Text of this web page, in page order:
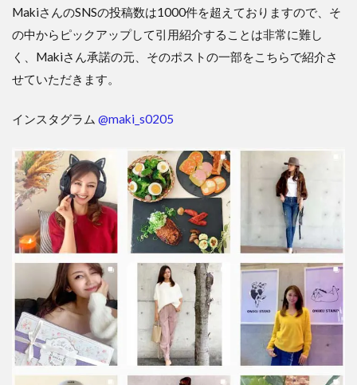
MakiさんのSNSの投稿数は1000件を超えておりますので、そ
の中からピックアップして引用紹介することは非常に難し
く、Makiさん承諾の元、そのポストの一部をこちらで紹介さ
せていただきます。
インスタグラム @maki_s0205